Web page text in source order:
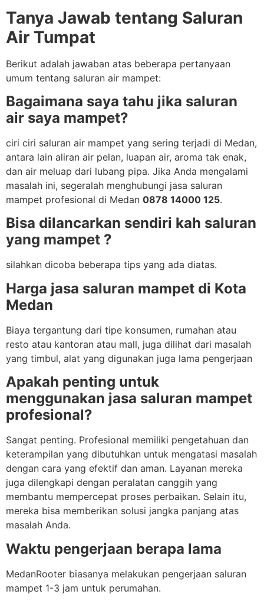
Tanya Jawab tentang Saluran
Air Tumpat
Berikut adalah jawaban atas beberapa pertanyaan
umum tentang saluran air mampet:
Bagaimana saya tahu jika saluran
air saya mampet?
ciri ciri saluran air mampet yang sering terjadi di Medan,
antara lain aliran air pelan, luapan air, aroma tak enak,
dan air meluap dari lubang pipa. Jika Anda mengalami
masalah ini, segeralah menghubungi jasa saluran
mampet profesional di Medan 0878 14000 125.
Bisa dilancarkan sendiri kah saluran
yang mampet ?
silahkan dicoba beberapa tips yang ada diatas.
Harga jasa saluran mampet di Kota
Medan
Biaya tergantung dari tipe konsumen, rumahan atau
resto atau kantoran atau mall, juga dilihat dari masalah
yang timbul, alat yang digunakan juga lama pengerjaan
Apakah penting untuk
menggunakan jasa saluran mampet
profesional?
Sangat penting. Profesional memiliki pengetahuan dan
keterampilan yang dibutuhkan untuk mengatasi masalah
dengan cara yang efektif dan aman. Layanan mereka
juga dilengkapi dengan peralatan canggih yang
membantu mempercepat proses perbaikan. Selain itu,
mereka bisa memberikan solusi jangka panjang atas
masalah Anda.
Waktu pengerjaan berapa lama
MedanRooter biasanya melakukan pengerjaan saluran
mampet 1-3 jam untuk perumahan.